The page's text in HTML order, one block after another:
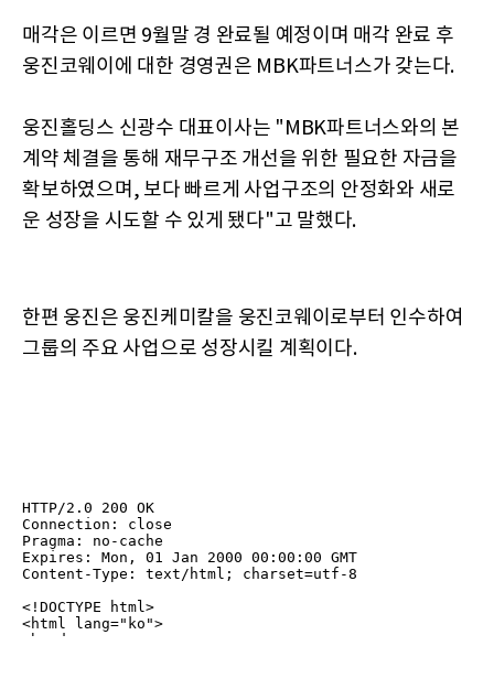
매각은 이르면 9월말 경 완료될 예정이며 매각 완료 후
웅진코웨이에 대한 경영권은 MBK파트너스가 갖는다.
웅진홀딩스 신광수 대표이사는 "MBK파트너스와의 본
계약 체결을 통해 재무구조 개선을 위한 필요한 자금을
확보하였으며, 보다 빠르게 사업구조의 안정화와 새로
운 성장을 시도할 수 있게 됐다"고 말했다.
한편 웅진은 웅진케미칼을 웅진코웨이로부터 인수하여
그룹의 주요 사업으로 성장시킬 계획이다.